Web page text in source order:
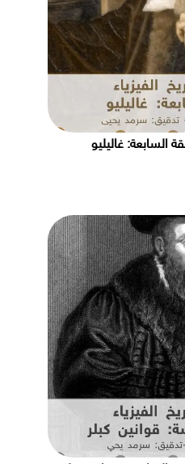
السابعة: غاليليو